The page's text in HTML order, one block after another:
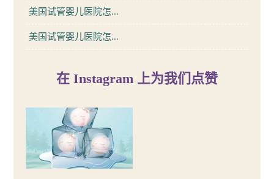
美国试管婴儿医院怎...
美国试管婴儿医院怎...
在 Instagram 上为我们点赞